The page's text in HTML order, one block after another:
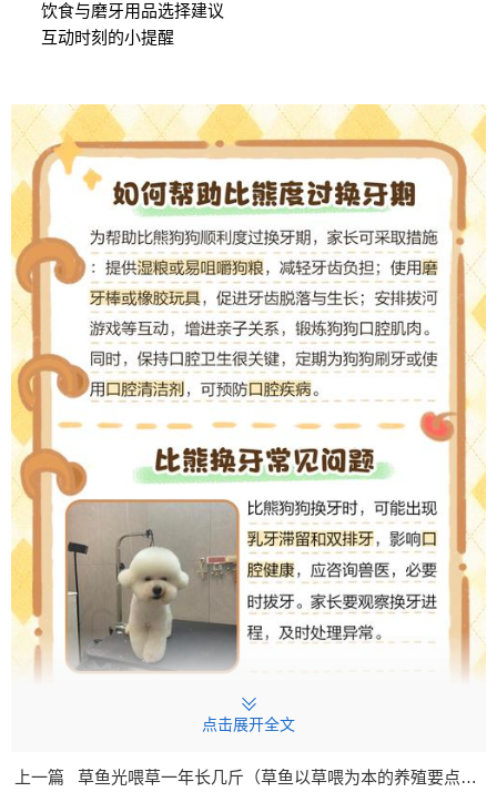
饮食与磨牙用品选择建议
互动时刻的小提醒
你是否好奇自家中型犬幼犬究竟在何时开始换牙？人们
点击展开全文
上一篇 草鱼光喂草一年长几斤（草鱼以草喂为本的养殖要点与增重曲线）